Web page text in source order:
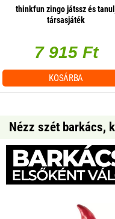
thinkfun zingo játssz és
társasjáték
7 915 Ft
KOSÁRBA
Nézz szét barkács,